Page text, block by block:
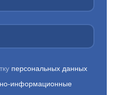
персональных данных
информационные